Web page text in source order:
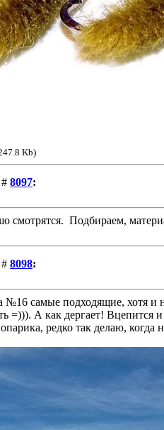
Kb)
8097:
смотрятся. Подбираем,
8098:
самые подходящие, хотя и
=))). А как дергает!
редко так делаю, когда